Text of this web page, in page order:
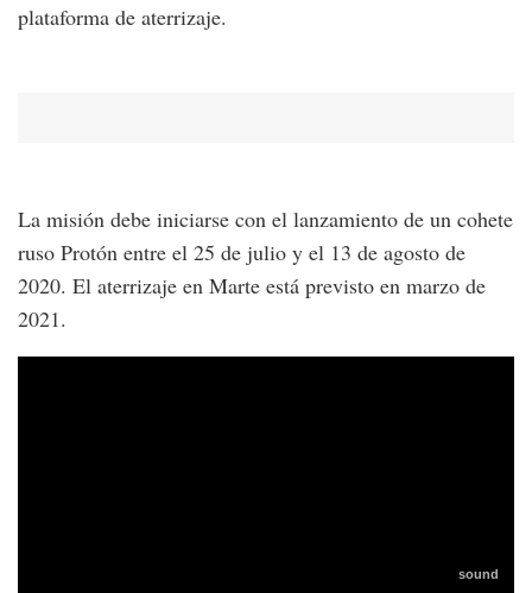
plataforma de aterrizaje.
La misión debe iniciarse con el lanzamiento de un cohete
ruso Protón entre el 25 de julio y el 13 de agosto de
2020. El aterrizaje en Marte está previsto en marzo de
2021.